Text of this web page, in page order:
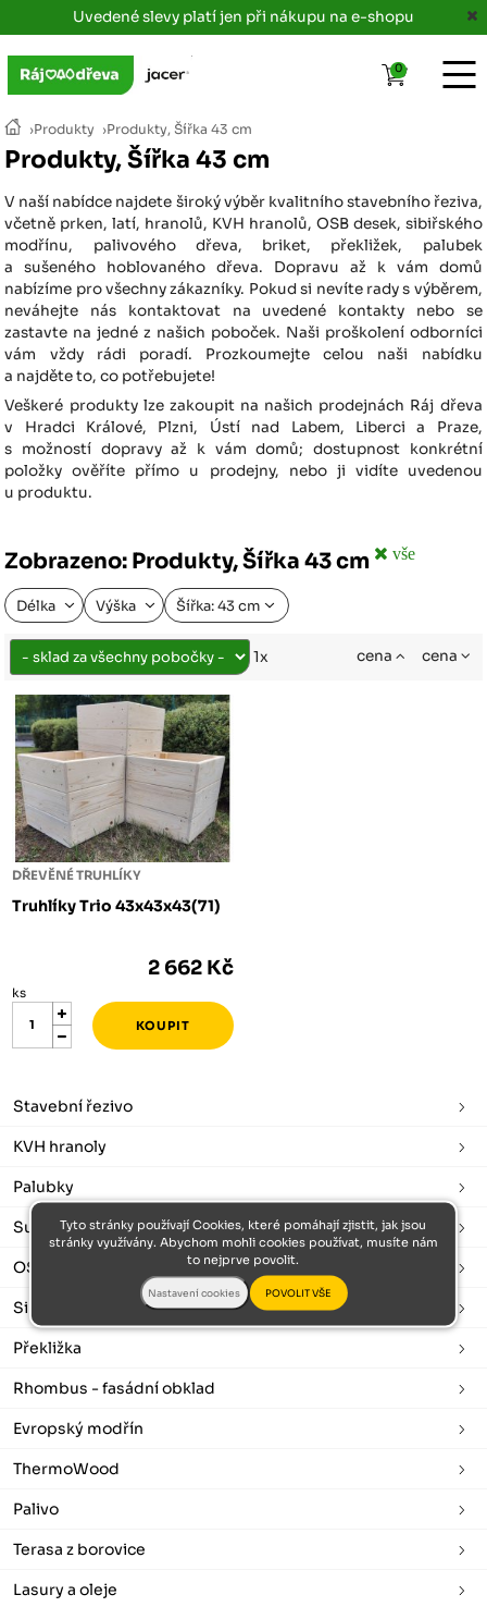
Uvedené slevy platí jen při nákupu na e-shopu
›Produkty ›Produkty, Šířka 43 cm
Produkty, Šířka 43 cm
V naší nabídce najdete široký výběr kvalitního stavebního řeziva,
včetně prken, latí, hranolů, KVH hranolů, OSB desek, sibiřského
modřínu, palivového dřeva, briket, překližek, palubek
a sušeného hoblovaného dřeva. Dopravu až k vám domů
nabízíme pro všechny zákazníky. Pokud si nevíte rady s výběrem,
neváhejte nás kontaktovat na uvedené kontakty nebo se
zastavte na jedné z našich poboček. Naši proškolení odborníci
vám vždy rádi poradí. Prozkoumejte celou naši nabídku
a najděte to, co potřebujete!
Veškeré produkty lze zakoupit na našich prodejnách Ráj dřeva
v Hradci Králové, Plzni, Ústí nad Labem, Liberci a Praze,
s možností dopravy až k vám domů; dostupnost konkrétní
položky ověříte přímo u prodejny, nebo ji vidíte uvedenou
u produktu.
Zobrazeno: Produkty, Šířka 43 cm vše
Délka Výška Šířka: 43 cm
1x cena cena
DŘEVĚNÉ TRUHLÍKY
Truhlíky Trio 43x43x43(71)
2 662 Kč
ks
Stavební řezivo
KVH hranoly
Palubky
Sušené a hoblované
OSB desky
Sibiřský modřín
Překližka
Rhombus - fasádní obklad
Evropský modřín
ThermoWood
Palivo
Terasa z borovice
Lasury a oleje
0
Tyto stránky používají Cookies, které pomáhají zjistit, jak jsou
stránky využívány. Abychom mohli cookies používat, musíte nám
to nejprve povolit.